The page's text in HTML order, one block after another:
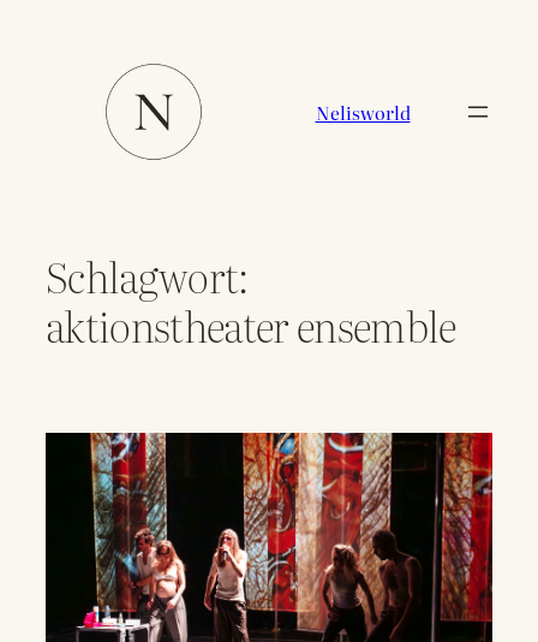
Nelisworld
Schlagwort:
aktionstheater ensemble